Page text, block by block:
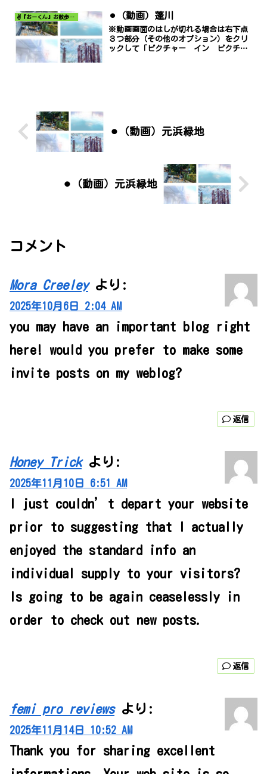
✌️『おーくん』お散歩日記〜どんな出会いがあるだろう〜 ⚫︎（動画）蓬川
※動画画面のはしが切れる場合は右下点
３つ部分（その他のオプション）をクリ
ックして「ピクチャー イン ピクチャ
⚫︎（動画）元浜緑地
⚫︎（動画）元浜緑地
コメント
Mora Creeley より:
2025年10月6日 2:04 AM
you may have an important blog right
here! would you prefer to make some
invite posts on my weblog?
返信
Honey Trick より:
2025年11月10日 6:51 AM
I just couldn’t depart your website
prior to suggesting that I actually
enjoyed the standard info an
individual supply to your visitors?
Is going to be again ceaselessly in
order to check out new posts.
返信
femi pro reviews より:
2025年11月14日 10:52 AM
Thank you for sharing excellent